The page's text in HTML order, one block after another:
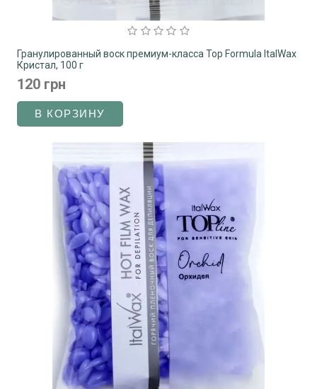
Гранулированный воск премиум-класса Top Formula ItalWax
Кристал, 100 г
120 грн